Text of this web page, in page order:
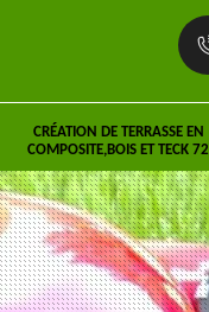
CRÉATION DE TERRASSE EN
COMPOSITE,BOIS ET TECK 72